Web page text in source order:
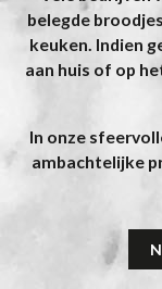
belegde
keuken. Indien
aan huis of op
In onze
ambachtelijke